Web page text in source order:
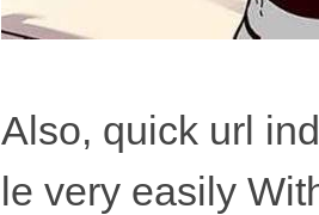
Also, quick url
le very easily